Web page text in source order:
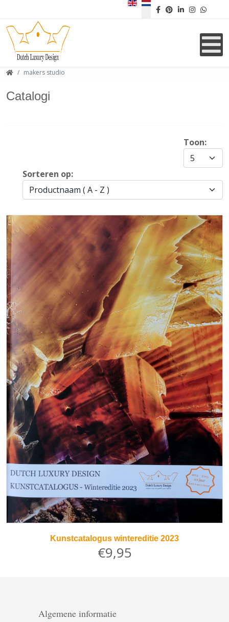
Selecteer de taal
makers studio
Catalogi
Toon:
Sorteren op:
Kunstcatalogus wintereditie 2023
€9,95
Algemene informatie